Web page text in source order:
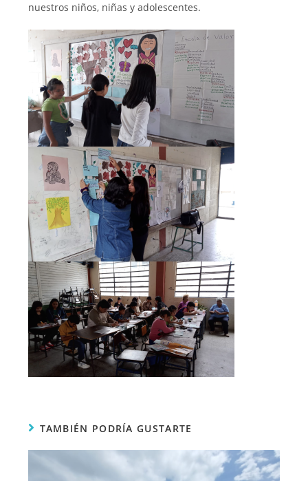
nuestros niños, niñas y adolescentes.
TAMBIÉN PODRÍA GUSTARTE